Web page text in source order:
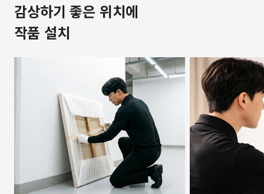
감상하기 좋은 위치에
작품 설치